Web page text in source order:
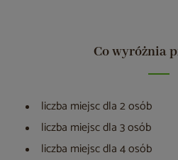
Co wyróżnia
liczba miejsc dla 2 osób
liczba miejsc dla 3 osób
liczba miejsc dla 4 osób